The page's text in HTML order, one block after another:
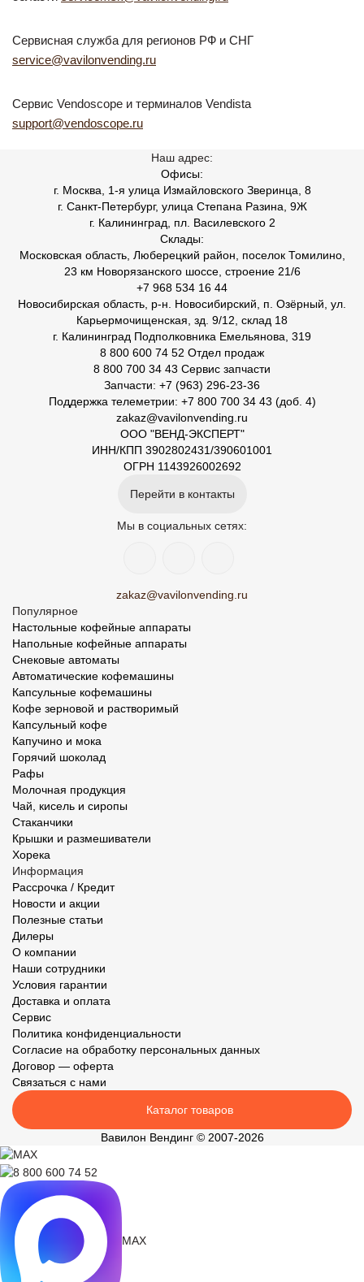
Сервисная служба для регионов РФ и СНГ
service@vavilonvending.ru
Сервис Vendoscope и терминалов Vendista
support@vendoscope.ru
Наш адрес:
Офисы:
г. Москва, 1-я улица Измайловского Зверинца, 8
г. Санкт-Петербург, улица Степана Разина, 9Ж
г. Калининград, пл. Василевского 2
Склады:
Московская область, Люберецкий район, поселок Томилино,
23 км Новорязанского шоссе, строение 21/6
+7 968 534 16 44
Новосибирская область, р-н. Новосибирский, п. Озёрный, ул.
Карьермочищенская, зд. 9/12, склад 18
г. Калининград Подполковника Емельянова, 319
8 800 600 74 52 Отдел продаж
8 800 700 34 43 Сервис запчасти
Запчасти: +7 (963) 296-23-36
Поддержка телеметрии: +7 800 700 34 43 (доб. 4)
zakaz@vavilonvending.ru
ООО "ВЕНД-ЭКСПЕРТ"
ИНН/КПП 3902802431/390601001
ОГРН 1143926002692
Перейти в контакты
Мы в социальных сетях:
zakaz@vavilonvending.ru
Популярное
Настольные кофейные аппараты
Напольные кофейные аппараты
Снековые автоматы
Автоматические кофемашины
Капсульные кофемашины
Кофе зерновой и растворимый
Капсульный кофе
Капучино и мока
Горячий шоколад
Рафы
Молочная продукция
Чай, кисель и сиропы
Стаканчики
Крышки и размешиватели
Хорека
Информация
Рассрочка / Кредит
Новости и акции
Полезные статьи
Дилеры
О компании
Наши сотрудники
Условия гарантии
Доставка и оплата
Сервис
Политика конфиденциальности
Согласие на обработку персональных данных
Договор — оферта
Связаться с нами
Каталог товаров
Вавилон Вендинг © 2007-2026
MAX